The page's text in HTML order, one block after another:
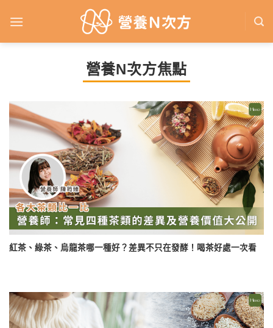
營養N次方焦點
紅茶、綠茶、烏龍茶哪一種好？差異不只在發酵！喝茶好處一次看